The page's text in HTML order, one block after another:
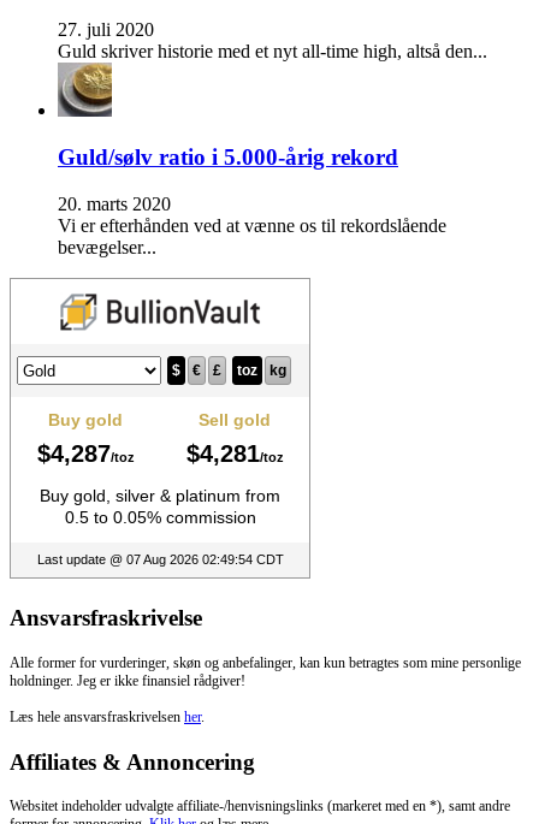
27. juli 2020
Guld skriver historie med et nyt all-time high, altså den...
Guld/sølv ratio i 5.000-årig rekord
20. marts 2020
Vi er efterhånden ved at vænne os til rekordslående
bevægelser...
Ansvarsfraskrivelse
Alle former for vurderinger, skøn og anbefalinger, kan kun betragtes som mine personlige
holdninger. Jeg er ikke finansiel rådgiver!
Læs hele ansvarsfraskrivelsen her.
Affiliates & Annoncering
Websitet indeholder udvalgte affiliate-/henvisningslinks (markeret med en *), samt andre